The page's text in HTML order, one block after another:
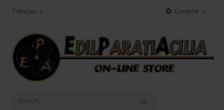
Compte
Français